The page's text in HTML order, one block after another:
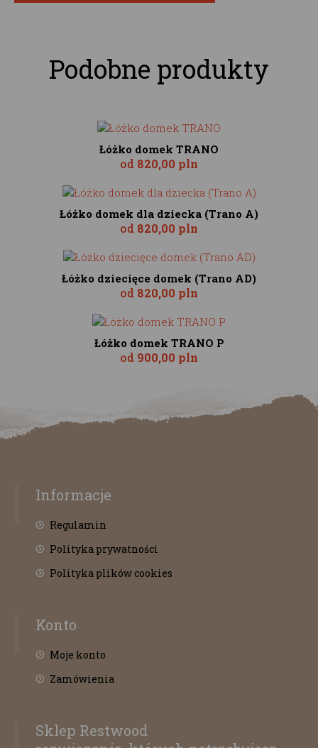
Podobne produkty
Łóżko domek TRANO
od 820,00 pln
Łóżko domek dla dziecka (Trano A)
od 820,00 pln
Łóżko dziecięce domek (Trano AD)
od 820,00 pln
Łóżko domek TRANO P
od 900,00 pln
Informacje
Regulamin
Polityka prywatności
Polityka plików cookies
Konto
Moje konto
Zamówienia
Sklep Restwood